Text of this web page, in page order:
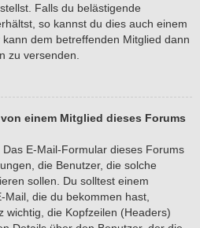
Falls du belästigende
so kannst du dies auch einem
dem betreffenden Mitglied dann
zu versenden.
einem Mitglied dieses Forums
E-Mail-Formular dieses Forums
die Benutzer, die solche
sollen. Du solltest einem
die du bekommen hast,
wichtig, die Kopfzeilen (Headers)